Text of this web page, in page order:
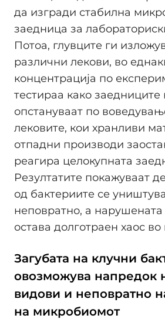
да изгради стабилна
заедница за
Потоа, глувците ги
различни лекови, во
концентрација по
тестираа како заедниците
опстануваат по
лековите, кои хранливи
отпадни производи
реагира целокупната
Резултатите покажуваат
од бактериите се
неповратно, а
остава долготраен хаос
Загубата на клучни
овозможува напредок
видови и неповратно
на микробиомот